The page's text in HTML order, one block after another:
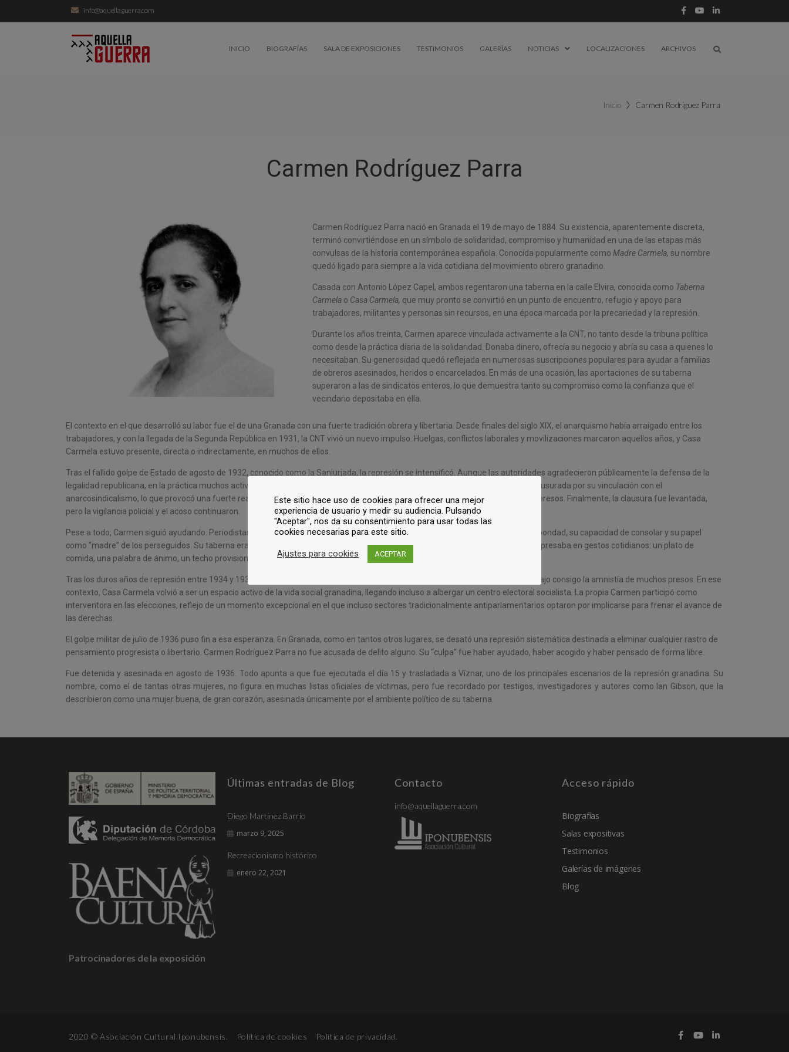
info@aquellaguerra.com
INICIO BIOGRAFÍAS SALA DE EXPOSICIONES TESTIMONIOS GALERÍAS NOTICIAS LOCALIZACIONES ARCHIVOS
Inicio Carmen Rodríguez Parra
Carmen Rodríguez Parra
Carmen Rodríguez Parra nació en Granada el 19 de mayo de 1884. Su existencia, aparentemente discreta,
terminó convirtiéndose en un símbolo de solidaridad, compromiso y humanidad en una de las etapas más
convulsas de la historia contemporánea española. Conocida popularmente como Madre Carmela, su nombre
quedó ligado para siempre a la vida cotidiana del movimiento obrero granadino.
Casada con Antonio López Capel, ambos regentaron una taberna en la calle Elvira, conocida como Taberna
Carmela o Casa Carmela, que muy pronto se convirtió en un punto de encuentro, refugio y apoyo para
trabajadores, militantes y personas sin recursos, en una época marcada por la precariedad y la represión.
Durante los años treinta, Carmen aparece vinculada activamente a la CNT, no tanto desde la tribuna política
como desde la práctica diaria de la solidaridad. Donaba dinero, ofrecía su negocio y abría su casa a quienes lo
necesitaban. Su generosidad quedó reflejada en numerosas suscripciones populares para ayudar a familias
de obreros asesinados, heridos o encarcelados. En más de una ocasión, las aportaciones de su taberna
superaron a las de sindicatos enteros, lo que demuestra tanto su compromiso como la confianza que el
vecindario depositaba en ella.
El contexto en el que desarrolló su labor fue el de una Granada con una fuerte tradición obrera y libertaria. Desde finales del siglo XIX, el anarquismo había arraigado entre los
trabajadores, y con la llegada de la Segunda República en 1931, la CNT vivió un nuevo impulso. Huelgas, conflictos laborales y movilizaciones marcaron aquellos años, y Casa
Carmela estuvo presente, directa o indirectamente, en muchos de ellos.
Tras el fallido golpe de Estado de agosto de 1932, conocido como la Sanjurjada, la represión se intensificó. Aunque las autoridades agradecieron públicamente la defensa de la
legalidad republicana, en la práctica muchos activistas fueron detenidos, maltratados o perseguidos. La Taberna Carmela fue clausurada por su vinculación con el
anarcosindicalismo, lo que provocó una fuerte reacción popular y nuevas huelgas que exigían su reapertura y la liberación de los presos. Finalmente, la clausura fue levantada,
pero la vigilancia policial y el acoso continuaron.
Pese a todo, Carmen siguió ayudando. Periodistas y militantes de distintos puntos del país escribieron sobre ella, destacando su bondad, su capacidad de consolar y su papel
como “madre” de los perseguidos. Su taberna era descrita como un lugar más humano que político, donde el ideal libertario se expresaba en gestos cotidianos: un plato de
comida, una palabra de ánimo, un techo provisional.
Tras los duros años de represión entre 1934 y 1935, el triunfo del Frente Popular en 1936 devolvió la legalidad a los sindicatos y trajo consigo la amnistía de muchos presos. En ese
contexto, Casa Carmela volvió a ser un espacio activo de la vida social granadina, llegando incluso a albergar un centro electoral socialista. La propia Carmen participó como
interventora en las elecciones, reflejo de un momento excepcional en el que incluso sectores tradicionalmente antiparlamentarios optaron por implicarse para frenar el avance de
las derechas.
El golpe militar de julio de 1936 puso fin a esa esperanza. En Granada, como en tantos otros lugares, se desató una represión sistemática destinada a eliminar cualquier rastro de
pensamiento progresista o libertario. Carmen Rodríguez Parra no fue acusada de delito alguno. Su “culpa” fue haber ayudado, haber acogido y haber pensado de forma libre.
Fue detenida y asesinada en agosto de 1936. Todo apunta a que fue ejecutada el día 15 y trasladada a Víznar, uno de los principales escenarios de la represión granadina. Su
nombre, como el de tantas otras mujeres, no figura en muchas listas oficiales de víctimas, pero fue recordado por testigos, investigadores y autores como Ian Gibson, que la
describieron como una mujer buena, de gran corazón, asesinada únicamente por el ambiente político de su taberna.
Patrocinadores de la exposición
Últimas entradas de Blog
Diego Martínez Barrio
marzo 9, 2025
Recreacionismo histórico
enero 22, 2021
Contacto
info@aquellaguerra.com
Acceso rápido
Biografías
Salas expositivas
Testimonios
Galerías de imágenes
Blog
2020 © Asociación Cultural Iponubensis. Política de cookies Política de privacidad.
Este sitio hace uso de cookies para ofrecer una mejor
experiencia de usuario y medir su audiencia. Pulsando
"Aceptar", nos da su consentimiento para usar todas las
cookies necesarias para este sitio.
Ajustes para cookies ACEPTAR